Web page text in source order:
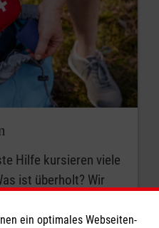
Hilfe kursieren viele
ist überholt? Wir
ein optimales Webseiten-